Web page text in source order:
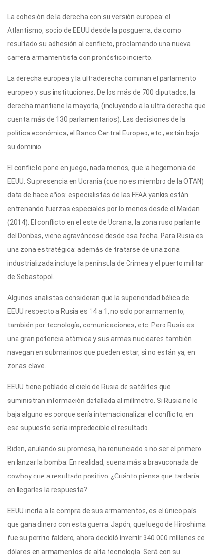
La cohesión de la derecha con su versión europea: el
Atlantismo, socio de EEUU desde la posguerra, da como
resultado su adhesión al conflicto, proclamando una nueva
carrera armamentista con pronóstico incierto.
La derecha europea y la ultraderecha dominan el parlamento
europeo y sus instituciones. De los más de 700 diputados, la
derecha mantiene la mayoría, (incluyendo a la ultra derecha que
cuenta más de 130 parlamentarios). Las decisiones de la
política económica, el Banco Central Europeo, etc., están bajo
su dominio.
El conflicto pone en juego, nada menos, que la hegemonía de
EEUU. Su presencia en Ucrania (que no es miembro de la OTAN)
data de hace años: especialistas de las FFAA yankis están
entrenando fuerzas especiales por lo menos desde el Maidan
(2014). El conflicto en el este de Ucrania, la zona ruso parlante
del Donbas, viene agravándose desde esa fecha. Para Rusia es
una zona estratégica: además de tratarse de una zona
industrializada incluye la península de Crimea y el puerto militar
de Sebastopol.
Algunos analistas consideran que la superioridad bélica de
EEUU respecto a Rusia es 14 a 1, no solo por armamento,
también por tecnología, comunicaciones, etc. Pero Rusia es
una gran potencia atómica y sus armas nucleares también
navegan en submarinos que pueden estar, si no están ya, en
zonas clave.
EEUU tiene poblado el cielo de Rusia de satélites que
suministran información detallada al milímetro. Si Rusia no le
baja alguno es porque sería internacionalizar el conflicto; en
ese supuesto sería impredecible el resultado.
Biden, anulando su promesa, ha renunciado a no ser el primero
en lanzar la bomba. En realidad, suena más a bravuconada de
cowboy que a resultado positivo: ¿Cuánto piensa que tardaría
en llegarles la respuesta?
EEUU incita a la compra de sus armamentos, es el único país
que gana dinero con esta guerra. Japón, que luego de Hiroshima
fue su perrito faldero, ahora decidió invertir 340.000 millones de
dólares en armamentos de alta tecnología. Será con su